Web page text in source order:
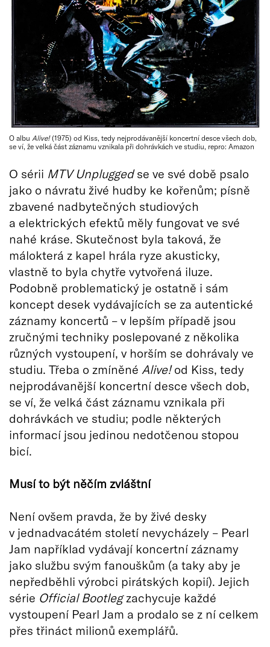
O albu Alive!(1975) od Kiss, tedy nejprodávanější koncertní desce všech dob,
se ví, že velká část záznamu vznikala při dohrávkách ve studiu, repro: Amazon
O sérii MTV Unpluggedse ve své době psalo
jako o návratu živé hudby ke kořenům; písně
zbavené nadbytečných studiových
a elektrických efektů měly fungovat ve své
nahé kráse. Skutečnost byla taková, že
málokterá z kapel hrála ryze akusticky,
vlastně to byla chytře vytvořená iluze.
Podobně problematický je ostatně i sám
koncept desek vydávajících se za autentické
záznamy koncertů – v lepším případě jsou
zručnými techniky poslepované z několika
různých vystoupení, v horším se dohrávaly ve
studiu. Třeba o zmíněné Alive!od Kiss, tedy
nejprodávanější koncertní desce všech dob,
se ví, že velká část záznamu vznikala při
dohrávkách ve studiu; podle některých
informací jsou jedinou nedotčenou stopou
bicí.
Musí to být něčím zvláštní
Není ovšem pravda, že by živé desky
v jednadvacátém století nevycházely – Pearl
Jam například vydávají koncertní záznamy
jako službu svým fanouškům (a taky aby je
nepředběhli výrobci pirátských kopií). Jejich
série Official Bootlegzachycuje každé
vystoupení Pearl Jam a prodalo se z ní celkem
přes třináct milionů exemplářů.